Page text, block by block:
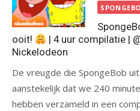
on
ooit!
| 4 uur compilatie |
Nickelodeon
De vreugde die SpongeBob
aanstekelijk dat we 240
hebben verzameld in een